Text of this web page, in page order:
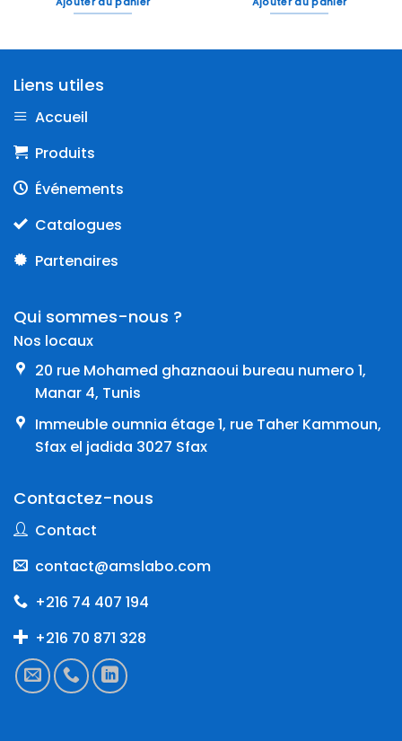
Liens utiles
Accueil
Produits
Événements
Catalogues
Partenaires
Qui sommes-nous ?
Nos locaux
20 rue Mohamed ghaznaoui bureau numero 1,
Manar 4, Tunis
Immeuble oumnia étage 1, rue Taher Kammoun,
Sfax el jadida 3027 Sfax
Contactez-nous
Contact
contact@amslabo.com
+216 74 407 194
+216 70 871 328